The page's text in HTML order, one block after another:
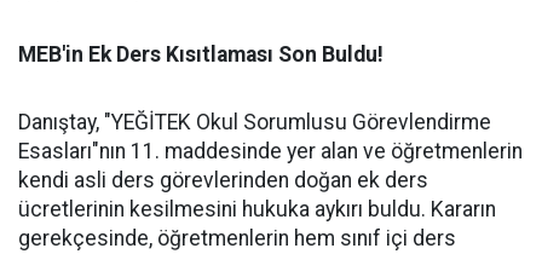
MEB'in Ek Ders Kısıtlaması Son Buldu!
Danıştay, "YEĞİTEK Okul Sorumlusu Görevlendirme
Esasları"nın 11. maddesinde yer alan ve öğretmenlerin
kendi asli ders görevlerinden doğan ek ders
ücretlerinin kesilmesini hukuka aykırı buldu. Kararın
gerekçesinde, öğretmenlerin hem sınıf içi ders